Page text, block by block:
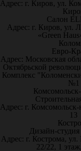
Адрес: г. Киров, ул.
Салон
Адрес: г. Киров, ул.
«Green
Евро-
Адрес: Московская
Октябрьской
Комплекс
№1
Адрес: г.
13
Дизайн-
Адрес: г. Кострома,
22/22, 1